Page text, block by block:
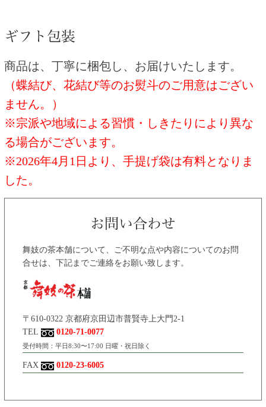
商品は、丁寧に梱包し、お届けいたします。
（蝶結び、花結び等のお熨斗のご用意はござい
ません。）
※宗派や地域による習慣・しきたりにより異な
る場合がございます。
※2026年4月1日より、手提げ袋は有料となりま
した。
舞妓の茶本舗について、ご不明な点や内容についてのお問
合せは、下記までご連絡をお願い致します。
〒610-0322 京都府京田辺市普賢寺上大門2-1
TEL
0120-71-0077
受付時間：平日8:30〜17:00 日曜・祝日除く
FAX 0120-23-6005